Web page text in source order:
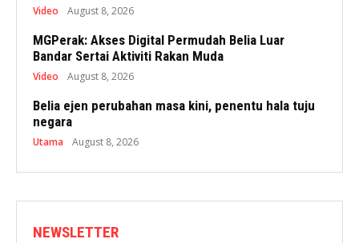
Video August 8, 2026
MGPerak: Akses Digital Permudah Belia Luar
Bandar Sertai Aktiviti Rakan Muda
Video August 8, 2026
Belia ejen perubahan masa kini, penentu hala tuju
negara
Utama August 8, 2026
NEWSLETTER